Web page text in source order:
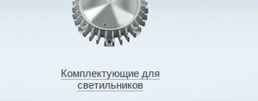
Комплектующие для
светильников